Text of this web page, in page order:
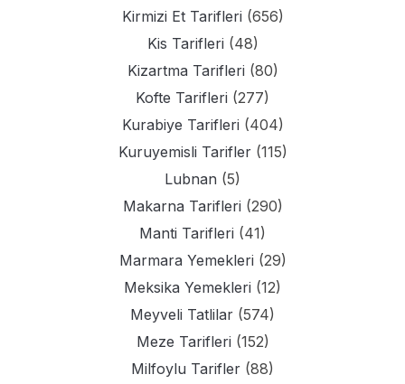
Kirmizi Et Tarifleri (656)
Kis Tarifleri (48)
Kizartma Tarifleri (80)
Kofte Tarifleri (277)
Kurabiye Tarifleri (404)
Kuruyemisli Tarifler(115)
Lubnan (5)
Makarna Tarifleri (290)
Manti Tarifleri (41)
Marmara Yemekleri (29)
Meksika Yemekleri (12)
Meyveli Tatlilar (574)
Meze Tarifleri (152)
Milfoylu Tarifler (88)